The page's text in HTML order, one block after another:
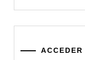
ACCEDER